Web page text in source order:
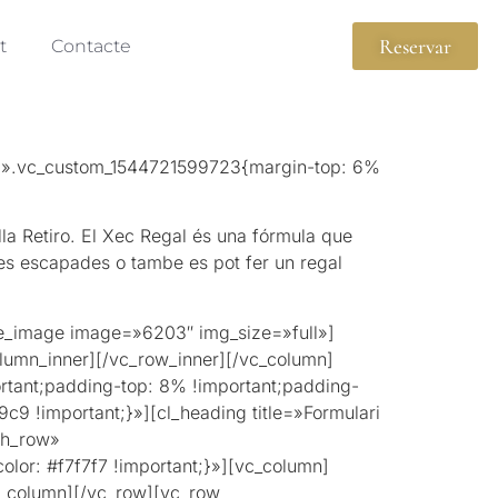
Contacte Reservar
top: 6%
Retiro. El Xec Regal és una fórmula que
escapades o tambe es pot fer un regal
image=»6203″ img_size=»full»]
vc_row_inner][/vc_column]
top: 8% !important;padding-
!important;}»][cl_heading title=»Formulari
#f7f7f7 !important;}»][vc_column]
vc_row][vc_row